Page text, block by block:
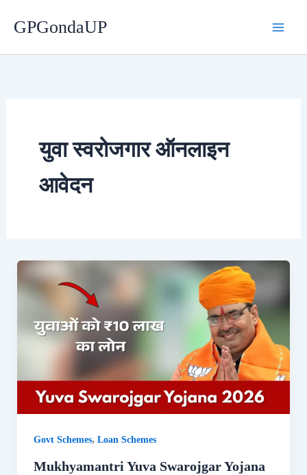
GPGondaUP
युवा स्वरोजगार ऑनलाइन
आवेदन
Govt Schemes, Loan Schemes
Mukhyamantri Yuva Swarojgar Yojana